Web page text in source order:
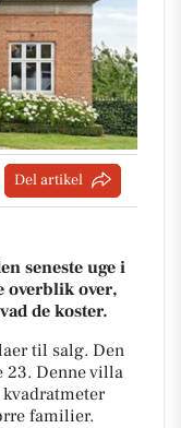
Del artikel
seneste uge i
overblik over,
de koster.
til salg. Den
23. Denne villa
familier.